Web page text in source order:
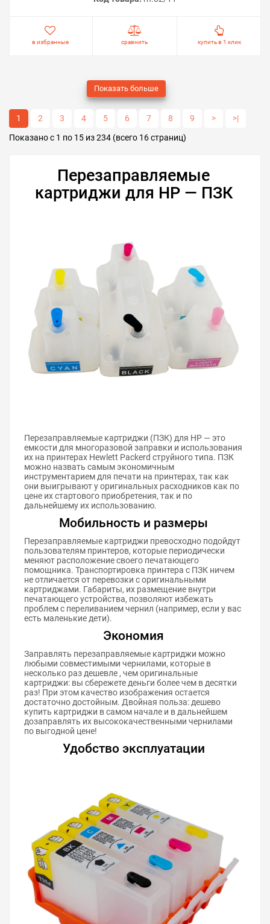
в избранные сравнить купить в 1 клик
Показать больше
1 2 3 4 5 6 7 8 9 >
>|
Показано с 1 по 15 из 234 (всего 16 страниц)
Перезаправляемые
картриджи для HP — ПЗК
Перезаправляемые картриджи (ПЗК) для HP — это
емкости для многоразовой заправки и использования
их на принтерах Hewlett Packerd струйного типа. ПЗК
можно назвать самым экономичным
инструментарием для печати на принтерах, так как
они выигрывают у оригинальных расходников как по
цене их стартового приобретения, так и по
дальнейшему их использованию.
Мобильность и размеры
Перезаправляемые картриджи превосходно подойдут
пользователям принтеров, которые периодически
меняют расположение своего печатающего
помощника. Транспортировка принтера с ПЗК ничем
не отличается от перевозки с оригинальными
картриджами. Габариты, их размещение внутри
печатающего устройства, позволяют избежать
проблем с переливанием чернил (например, если у вас
есть маленькие дети).
Экономия
Заправлять перезаправляемые картриджи можно
любыми совместимыми чернилами, которые в
несколько раз дешевле , чем оригинальные
картриджи: вы сбережете деньги более чем в десятки
раз! При этом качество изображения остается
достаточно достойным. Двойная польза: дешево
купить картриджи в самом начале и в дальнейшем
дозаправлять их высококачественными чернилами
по выгодной цене!
Удобство эксплуатации